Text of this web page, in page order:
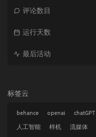
评论数目
运行天数
最后活动
标签云
behance openai chatGPT
人工智能
样机 流媒体